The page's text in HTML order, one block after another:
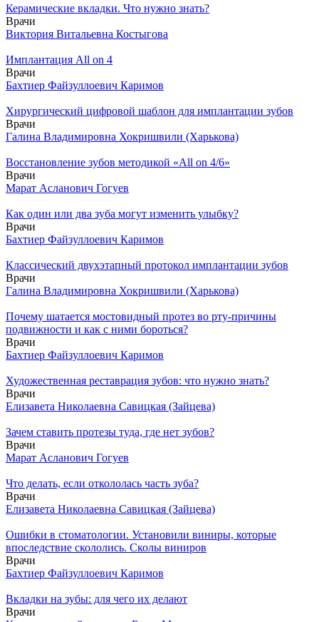
Керамические вкладки. Что нужно знать?
Врачи
Виктория Витальевна Костыгова
Имплантация All on 4
Врачи
Бахтиер Файзуллоевич Каримов
Хирургический цифровой шаблон для имплантации зубов
Врачи
Галина Владимировна Хокришвили (Харькова)
Восстановление зубов методикой «All on 4/6»
Врачи
Марат Асланович Гогуев
Как один или два зуба могут изменить улыбку?
Врачи
Бахтиер Файзуллоевич Каримов
Классический двухэтапный протокол имплантации зубов
Врачи
Галина Владимировна Хокришвили (Харькова)
Почему шатается мостовидный протез во рту-причины
подвижности и как с ними бороться?
Врачи
Бахтиер Файзуллоевич Каримов
Художественная реставрация зубов: что нужно знать?
Врачи
Елизавета Николаевна Савицкая (Зайцева)
Зачем ставить протезы туда, где нет зубов?
Врачи
Марат Асланович Гогуев
Что делать, если откололась часть зуба?
Врачи
Елизавета Николаевна Савицкая (Зайцева)
Ошибки в стоматологии. Установили виниры, которые
впоследствие скололись. Сколы виниров
Врачи
Бахтиер Файзуллоевич Каримов
Вкладки на зубы: для чего их делают
Врачи